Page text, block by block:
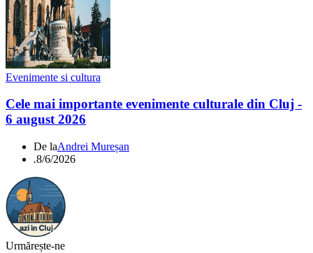
Evenimente si cultura
Cele mai importante evenimente culturale din Cluj -
6 august 2026
De laAndrei Mureșan
.8/6/2026
Urmărește-ne